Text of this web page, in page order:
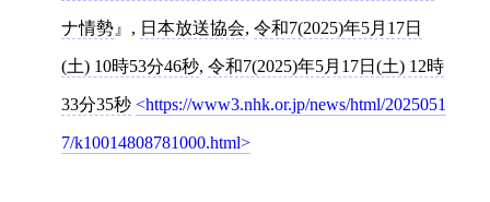
ナ情勢 , 日本放送協会, 令和7(2025)年5月17日
(土) 10時53分46秒, 令和7(2025)年5月17日(土) 12時
33分35秒 https://www3.nhk.or.jp/news/html/2025051
7/k10014808781000.html